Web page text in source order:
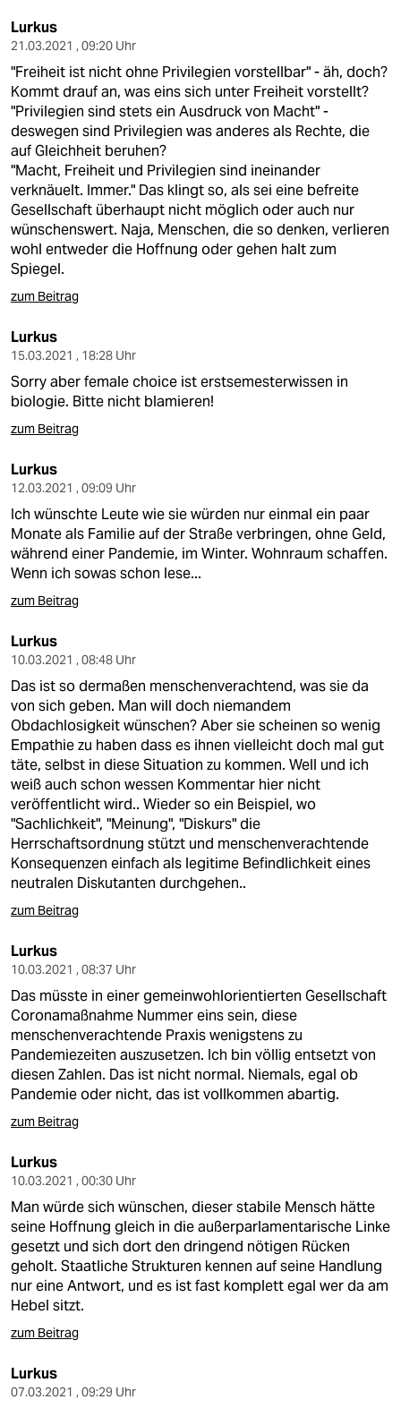
Lurkus
21.03.2021 , 09:20 Uhr
"Freiheit ist nicht ohne Privilegien vorstellbar" - äh, doch?
Kommt drauf an, was eins sich unter Freiheit vorstellt?
"Privilegien sind stets ein Ausdruck von Macht" -
deswegen sind Privilegien was anderes als Rechte, die
auf Gleichheit beruhen?
"Macht, Freiheit und Privilegien sind ineinander
verknäuelt. Immer." Das klingt so, als sei eine befreite
Gesellschaft überhaupt nicht möglich oder auch nur
wünschenswert. Naja, Menschen, die so denken, verlieren
wohl entweder die Hoffnung oder gehen halt zum
Spiegel.
zum Beitrag
Lurkus
15.03.2021 , 18:28 Uhr
Sorry aber female choice ist erstsemesterwissen in
biologie. Bitte nicht blamieren!
zum Beitrag
Lurkus
12.03.2021 , 09:09 Uhr
Ich wünschte Leute wie sie würden nur einmal ein paar
Monate als Familie auf der Straße verbringen, ohne Geld,
während einer Pandemie, im Winter. Wohnraum schaffen.
Wenn ich sowas schon lese...
zum Beitrag
Lurkus
10.03.2021 , 08:48 Uhr
Das ist so dermaßen menschenverachtend, was sie da
von sich geben. Man will doch niemandem
Obdachlosigkeit wünschen? Aber sie scheinen so wenig
Empathie zu haben dass es ihnen vielleicht doch mal gut
täte, selbst in diese Situation zu kommen. Well und ich
weiß auch schon wessen Kommentar hier nicht
veröffentlicht wird.. Wieder so ein Beispiel, wo
"Sachlichkeit", "Meinung", "Diskurs" die
Herrschaftsordnung stützt und menschenverachtende
Konsequenzen einfach als legitime Befindlichkeit eines
neutralen Diskutanten durchgehen..
zum Beitrag
Lurkus
10.03.2021 , 08:37 Uhr
Das müsste in einer gemeinwohlorientierten Gesellschaft
Coronamaßnahme Nummer eins sein, diese
menschenverachtende Praxis wenigstens zu
Pandemiezeiten auszusetzen. Ich bin völlig entsetzt von
diesen Zahlen. Das ist nicht normal. Niemals, egal ob
Pandemie oder nicht, das ist vollkommen abartig.
zum Beitrag
Lurkus
10.03.2021 , 00:30 Uhr
Man würde sich wünschen, dieser stabile Mensch hätte
seine Hoffnung gleich in die außerparlamentarische Linke
gesetzt und sich dort den dringend nötigen Rücken
geholt. Staatliche Strukturen kennen auf seine Handlung
nur eine Antwort, und es ist fast komplett egal wer da am
Hebel sitzt.
zum Beitrag
Lurkus
07.03.2021 , 09:29 Uhr